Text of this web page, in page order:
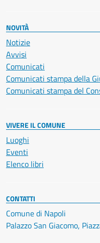
NOVITÀ
Notizie
Avvisi
Comunicati
Comunicati stampa della
Comunicati stampa del
VIVERE IL COMUNE
Luoghi
Eventi
Elenco libri
CONTATTI
Comune di Napoli
Palazzo San Giacomo,